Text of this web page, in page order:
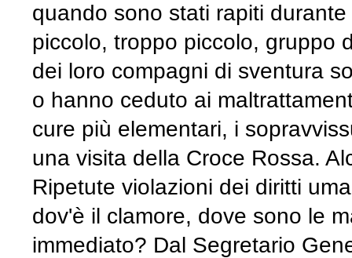
quando sono stati rapiti
piccolo, troppo piccolo, gruppo
dei loro compagni di sventura
o hanno ceduto ai
cure più elementari, i
una visita della Croce Rossa.
Ripetute violazioni dei diritti
dov'è il clamore, dove sono le
immediato? Dal Segretario